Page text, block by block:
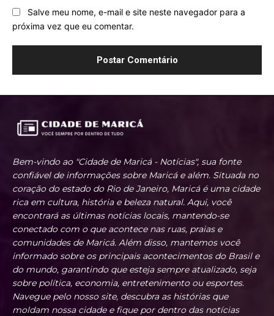
Salve meu nome, e-mail e site neste navegador para a
próxima vez que eu comentar.
Bem-vindo ao "Cidade de Maricá - Notícias", sua fonte
confiável de informações sobre Maricá e além. Situada no
coração do estado do Rio de Janeiro, Maricá é uma cidade
rica em cultura, história e beleza natural. Aqui, você
encontrará as últimas notícias locais, mantendo-se
conectado com o que acontece nas ruas, praias e
comunidades de Maricá. Além disso, mantemos você
informado sobre os principais acontecimentos do Brasil e
do mundo, garantindo que esteja sempre atualizado, seja
sobre política, economia, entretenimento ou esportes.
Navegue pelo nosso site, descubra as histórias que
moldam nossa cidade e fique por dentro das notícias